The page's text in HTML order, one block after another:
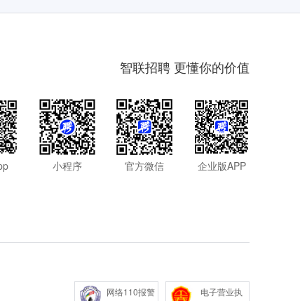
智联招聘 更懂你的价值
小程序 官方微信 企业版APP
网络110报警
电子营业执